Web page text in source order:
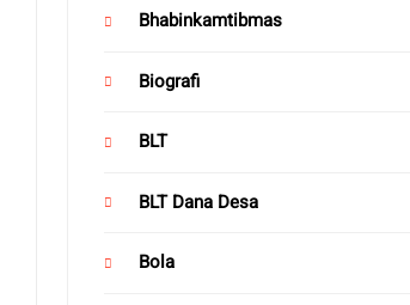
Bhabinkamtibmas
Biografi
BLT
BLT Dana Desa
Bola